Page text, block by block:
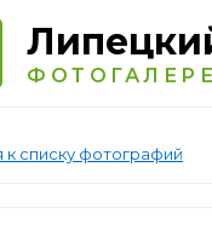
к списку фотографий